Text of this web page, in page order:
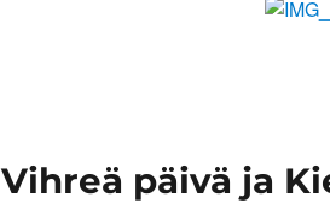
Vihreä päivä ja